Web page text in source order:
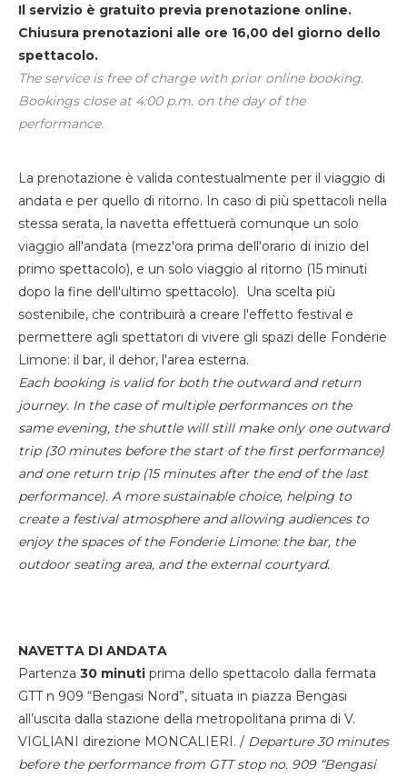
Il servizio è gratuito previa prenotazione online.
Chiusura prenotazioni alle ore 16,00 del giorno dello
spettacolo.
The service is free of charge with prior online booking.
Bookings close at 4:00 p.m. on the day of the
performance.
La prenotazione è valida contestualmente per il viaggio di
andata e per quello di ritorno. In caso di più spettacoli nella
stessa serata, la navetta effettuerà comunque un solo
viaggio all'andata (mezz'ora prima dell'orario di inizio del
primo spettacolo), e un solo viaggio al ritorno (15 minuti
dopo la fine dell'ultimo spettacolo). Una scelta più
sostenibile, che contribuirà a creare l'effetto festival e
permettere agli spettatori di vivere gli spazi delle Fonderie
Limone: il bar, il dehor, l'area esterna.
Each booking is valid for both the outward and return
journey. In the case of multiple performances on the
same evening, the shuttle will still make only one outward
trip (30 minutes before the start of the first performance)
and one return trip (15 minutes after the end of the last
performance). A more sustainable choice, helping to
create a festival atmosphere and allowing audiences to
enjoy the spaces of the Fonderie Limone: the bar, the
outdoor seating area, and the external courtyard.
NAVETTA DI ANDATA
Partenza 30 minuti prima dello spettacolo dalla fermata
GTT n 909 “Bengasi Nord”, situata in piazza Bengasi
all’uscita dalla stazione della metropolitana prima di V.
VIGLIANI direzione MONCALIERI. / Departure 30 minutes
before the performance from GTT stop no. 909 “Bengasi